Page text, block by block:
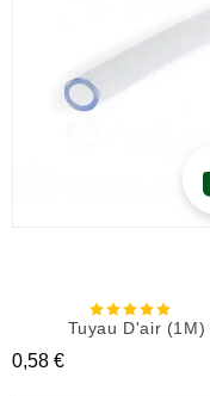
Tuyau D'air (1M)
Prix
0,58 €